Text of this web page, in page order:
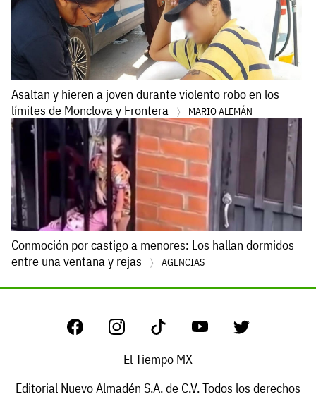
Asaltan y hieren a joven durante violento robo en los
límites de Monclova y Frontera
MARIO ALEMÁN
Conmoción por castigo a menores: Los hallan dormidos
entre una ventana y rejas
AGENCIAS
El Tiempo MX
Editorial Nuevo Almadén S.A. de C.V. Todos los derechos